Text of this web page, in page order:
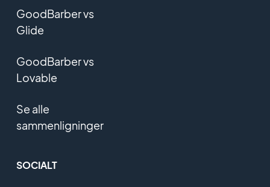
GoodBarber vs
Glide
GoodBarber vs
Lovable
Se alle
sammenligninger
SOCIALT